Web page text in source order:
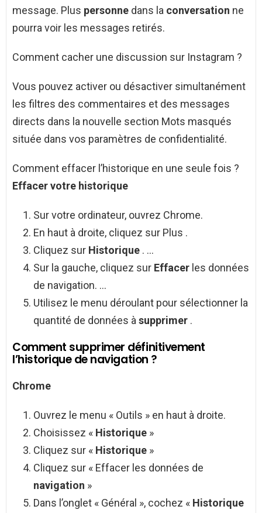
message. Plus personne dans la conversation ne
pourra voir les messages retirés.
Comment cacher une discussion sur Instagram ?
Vous pouvez activer ou désactiver simultanément
les filtres des commentaires et des messages
directs dans la nouvelle section Mots masqués
située dans vos paramètres de confidentialité.
Comment effacer l’historique en une seule fois ?
Effacervotre historique
Sur votre ordinateur, ouvrez Chrome.
En haut à droite, cliquez sur Plus .
Cliquez sur Historique . …
Sur la gauche, cliquez sur Effacer les données
de navigation. …
Utilisez le menu déroulant pour sélectionner la
quantité de données àsupprimer .
Comment supprimer définitivement
l’historique de navigation ?
Chrome
Ouvrez le menu « Outils » en haut à droite.
Choisissez « Historique »
Cliquez sur « Historique »
Cliquez sur « Effacer les données de
navigation »
Dans l’onglet « Général », cochez « Historique